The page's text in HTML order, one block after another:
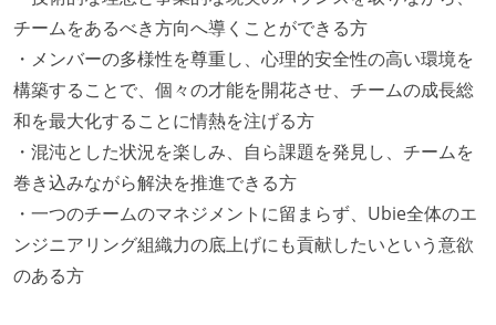
チームをあるべき方向へ導くことができる方
・メンバーの多様性を尊重し、心理的安全性の高い環境を
構築することで、個々の才能を開花させ、チームの成長総
和を最大化することに情熱を注げる方
・混沌とした状況を楽しみ、自ら課題を発見し、チームを
巻き込みながら解決を推進できる方
・一つのチームのマネジメントに留まらず、Ubie全体のエ
ンジニアリング組織力の底上げにも貢献したいという意欲
のある方